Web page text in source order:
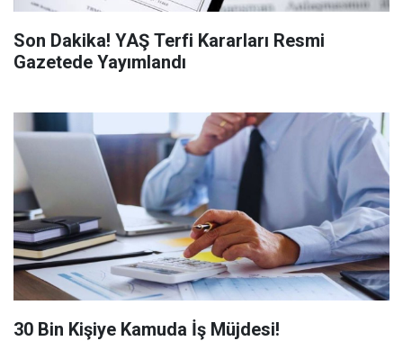
Son Dakika! YAŞ Terfi Kararları Resmi
Gazetede Yayımlandı
​30 Bin Kişiye Kamuda İş Müjdesi!